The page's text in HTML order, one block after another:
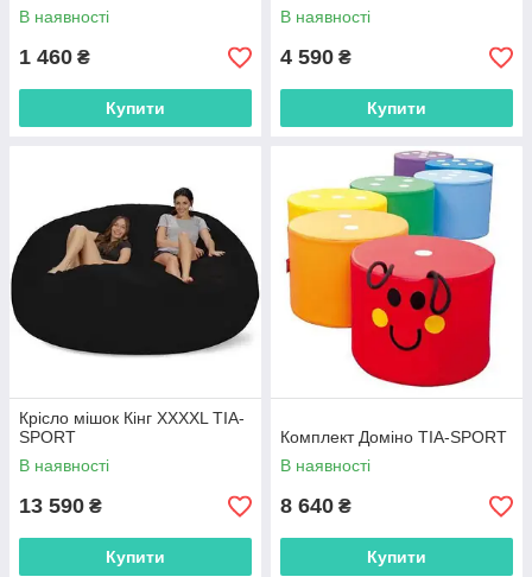
В наявності
1 460 ₴
Купити
В наявності
4 590 ₴
Купити
Крісло мішок Кінг XXXXL TIA-
SPORT
В наявності
13 590 ₴
Купити
Комплект Доміно TIA-SPORT
В наявності
8 640 ₴
Купити